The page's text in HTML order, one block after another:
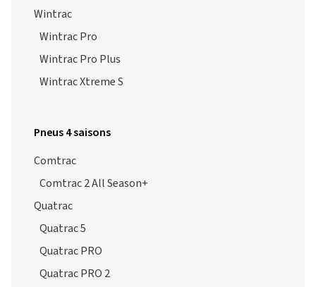
Wintrac
Wintrac Pro
Wintrac Pro Plus
Wintrac Xtreme S
Pneus 4 saisons
Comtrac
Comtrac 2 All Season+
Quatrac
Quatrac 5
Quatrac PRO
Quatrac PRO 2